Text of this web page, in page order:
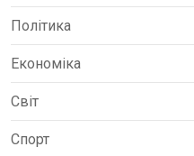
Політика
Економіка
Світ
Спорт